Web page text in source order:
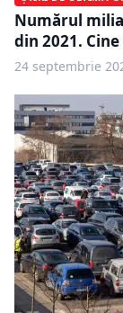
Numărul
din 2021.
24 septembrie